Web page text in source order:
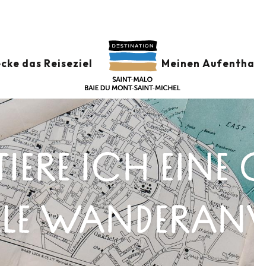
das Reiseziel Meinen
ICH EINE